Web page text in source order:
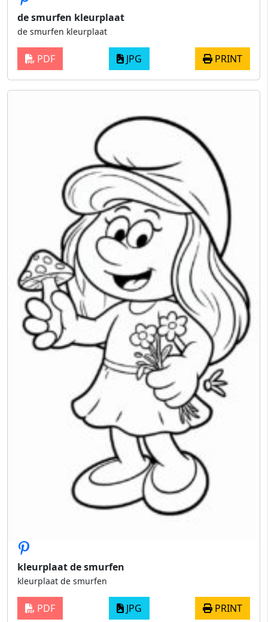
de smurfen kleurplaat
de smurfen kleurplaat
PDF JPG PRINT
kleurplaat de smurfen
kleurplaat de smurfen
PDF JPG PRINT